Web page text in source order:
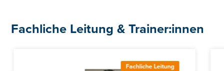
Fachliche Leitung & Trainer:innen
Fachliche Leitung